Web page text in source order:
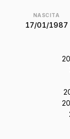
NASCITA
17/01/1987